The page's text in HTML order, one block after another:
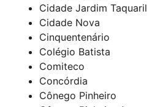
Cidade Jardim Taquaril
Cidade Nova
Cinquentenário
Colégio Batista
Comiteco
Concórdia
Cônego Pinheiro